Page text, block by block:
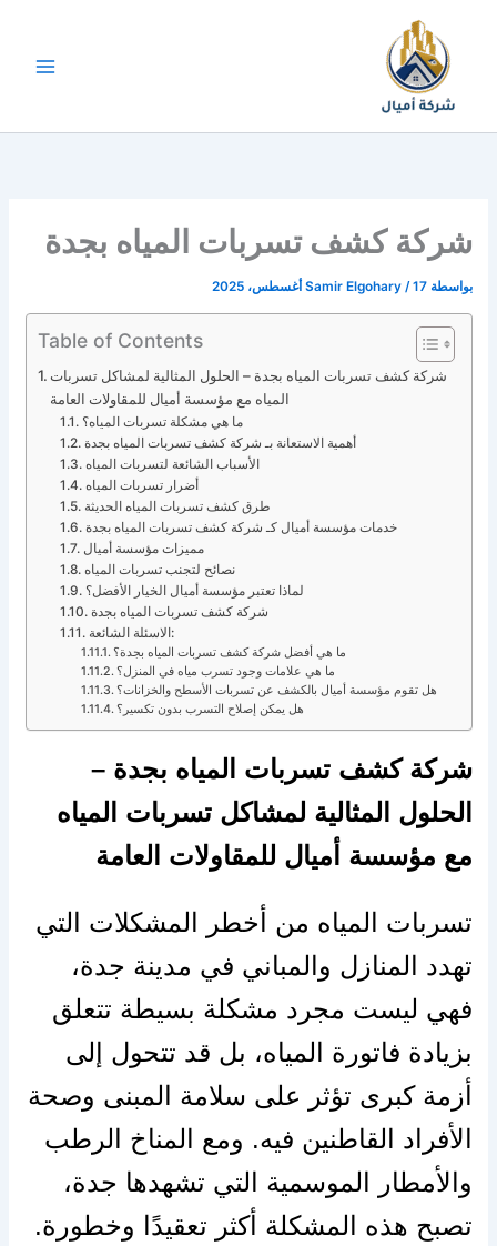
المحتوى
شركة كشف تسربات المياه بجدة
بواسطة Samir Elgohary /17 أغسطس، 2025
Table of Contents
شركة كشف تسربات المياه بجدة – الحلول المثالية لمشاكل تسربات
المياه مع مؤسسة أميال للمقاولات العامة
ما هي مشكلة تسربات المياه؟
أهمية الاستعانة بـ شركة كشف تسربات المياه بجدة
الأسباب الشائعة لتسربات المياه
أضرار تسربات المياه
طرق كشف تسربات المياه الحديثة
خدمات مؤسسة أميال كـ شركة كشف تسربات المياه بجدة
مميزات مؤسسة أميال
نصائح لتجنب تسربات المياه
لماذا تعتبر مؤسسة أميال الخيار الأفضل؟
شركة كشف تسربات المياه بجدة
الاسئلة الشائعة:
ما هي أفضل شركة كشف تسربات المياه بجدة؟
ما هي علامات وجود تسرب مياه في المنزل؟
هل تقوم مؤسسة أميال بالكشف عن تسربات الأسطح والخزانات؟
هل يمكن إصلاح التسرب بدون تكسير؟
شركة كشف تسربات المياه بجدة –
الحلول المثالية لمشاكل تسربات المياه
مع مؤسسة أميال للمقاولات العامة
تسربات المياه من أخطر المشكلات التي
تهدد المنازل والمباني في مدينة جدة،
فهي ليست مجرد مشكلة بسيطة تتعلق
بزيادة فاتورة المياه، بل قد تتحول إلى
أزمة كبرى تؤثر على سلامة المبنى وصحة
الأفراد القاطنين فيه. ومع المناخ الرطب
والأمطار الموسمية التي تشهدها جدة،
تصبح هذه المشكلة أكثر تعقيدًا وخطورة.